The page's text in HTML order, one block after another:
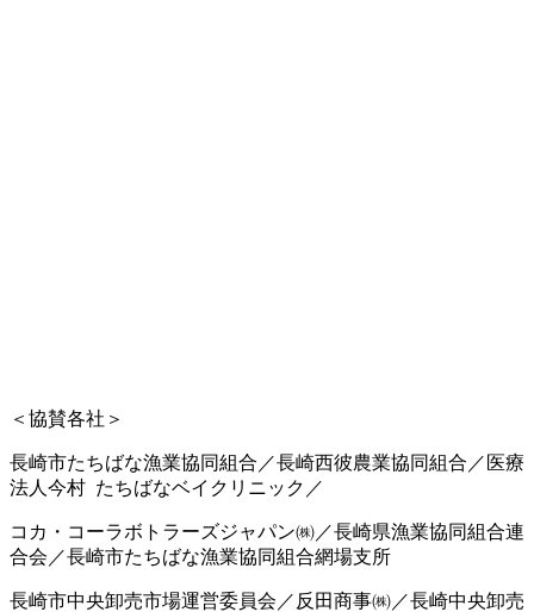
＜協賛各社＞
長崎市たちばな漁業協同組合／長崎西彼農業協同組合／医療
法人今村 たちばなベイクリニック／
コカ・コーラボトラーズジャパン㈱／長崎県漁業協同組合連
合会／長崎市たちばな漁業協同組合網場支所
長崎市中央卸売市場運営委員会／反田商事㈱／長崎中央卸売